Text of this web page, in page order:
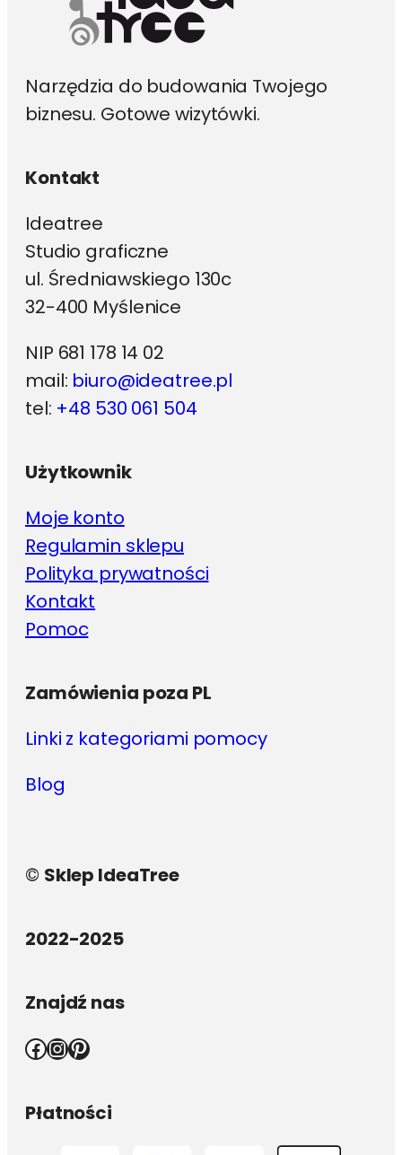
Narzędzia do budowania Twojego
biznesu. Gotowe wizytówki.
Kontakt
Ideatree
Studio graficzne
ul. Średniawskiego 130c
32-400 Myślenice
NIP 681 178 14 02
mail: biuro@ideatree.pl
tel: +48 530 061 504
Użytkownik
Moje konto
Regulamin sklepu
Polityka prywatności
Kontakt
Pomoc
Zamówienia poza PL
Linki z kategoriami pomocy
Blog
© Sklep IdeaTree
2022-2025
Znajdź nas
Facebook InstagramPinterest
Płatności